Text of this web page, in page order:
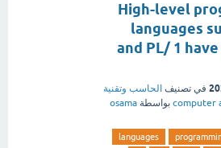
High-level
languages
and PL/ 1
في تصنيف الحاسب وتقنية
بواسطة osama
languages